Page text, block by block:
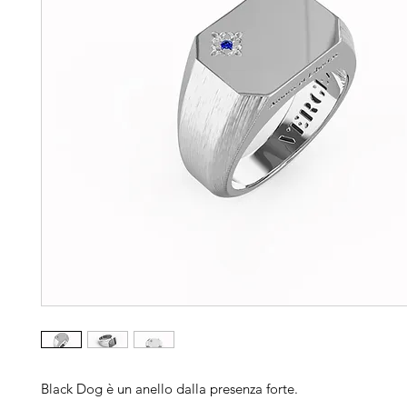
Black Dog è un anello dalla presenza forte.